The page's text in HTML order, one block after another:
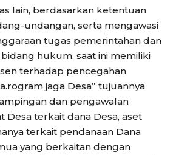
lain, berdasarkan ketentuan
undangan, serta mengawasi
tugas pemerintahan dan
hukum, saat ini memiliki
terhadap pencegahan
jaga Desa” tujuannya
dan pengawalan
Desa terkait dana Desa, aset
terkait pendanaan Dana
yang berkaitan dengan